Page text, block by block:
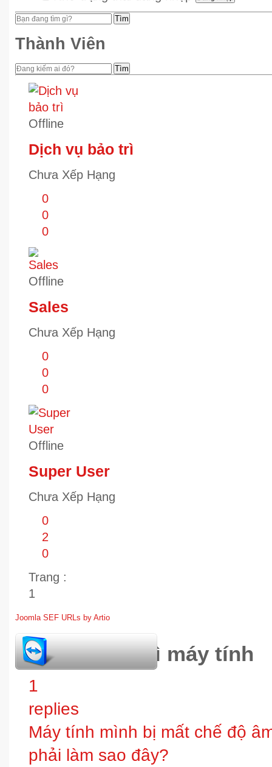
Tìm
Thành Viên
Tìm
Offline
Dịch vụ bảo trì
Chưa Xếp Hạng
0
0
0
Offline
Sales
Chưa Xếp Hạng
0
0
0
Offline
Super User
Chưa Xếp Hạng
0
2
0
Trang :
1
Joomla SEF URLs by Artio
hỏi đáp bảo trì máy tính
1
replies
Máy tính mình bị mất chế độ
phải làm sao đây?